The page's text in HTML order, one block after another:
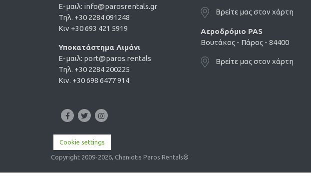
E-μαιλ: info@parosrentals.gr
Τηλ. +30 2284 091248
Κιν +30 693 421 5919
Υποκατάστημα Λιμάνι
E-μαιλ: port@paros.rentals
Τηλ. +30 2284 200225
Κιν. +30 698 6477 914
Βρείτε μας στον χάρτη
Αεροδρόμιο PAS
Βουτάκος - Πάρος - 84400
Βρείτε μας στον χάρτη
Cookie settings
Copyright 2009-2026, Chaniotis Paros Rentals®